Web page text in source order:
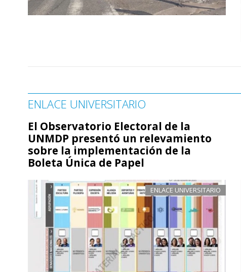
ENLACE UNIVERSITARIO
El Observatorio Electoral de la
UNMDP presentó un relevamiento
sobre la implementación de la
Boleta Única de Papel
ENLACE UNIVERSITARIO